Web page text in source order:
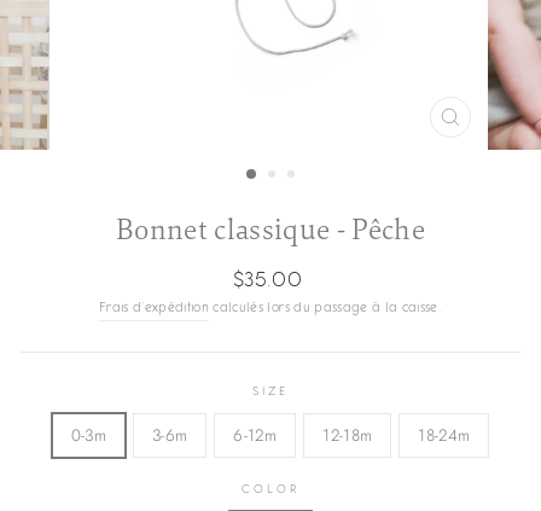
FERMER
(ESC)
Bonnet classique - Pêche
Prix
régulier
$35.00
Frais d'expédition calculés lors du passage à la caisse.
SIZE
0-3m 3-6m 6-12m 12-18m 18-24m
COLOR